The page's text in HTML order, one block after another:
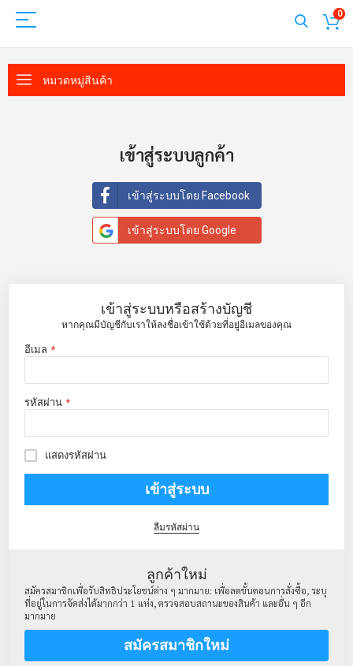
0
หมวดหมู่สินค้า
เข้าสู่ระบบลูกค้า
เข้าสู่ระบบโดย Facebook
เข้าสู่ระบบโดย Google
เข้าสู่ระบบหรือสร้างบัญชี
หากคุณมีบัญชีกับเราให้ลงชื่อเข้าใช้ด้วยที่อยู่อีเมลของคุณ
อีเมล
รหัสผ่าน
แสดงรหัสผ่าน
เข้าสู่ระบบ
ลืมรหัสผ่าน
ลูกค้าใหม่
สมัครสมาชิกเพื่อรับสิทธิประโยชน์ต่าง ๆ มากมาย: เพื่อลดขั้นตอนการสั่งซื้อ, ระบุ
ที่อยู่ในการจัดส่งได้มากกว่า 1 แห่ง, ตรวจสอบสถานะของสินค้า และอื่น ๆ อีก
มากมาย
สมัครสมาชิกใหม่